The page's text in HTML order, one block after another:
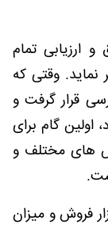
و ارزیابی تمام
نماید. وقتی که
قرار گرفت و
اولین گام برای
های مختلف و
فروش و میزان